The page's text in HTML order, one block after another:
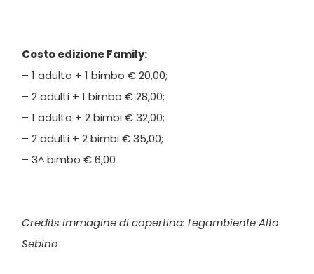
Costo edizione Family:
– 1 adulto + 1 bimbo € 20,00;
– 2 adulti + 1 bimbo € 28,00;
– 1 adulto + 2 bimbi € 32,00;
– 2 adulti + 2 bimbi € 35,00;
– 3^ bimbo € 6,00
Credits immagine di copertina: Legambiente Alto
Sebino